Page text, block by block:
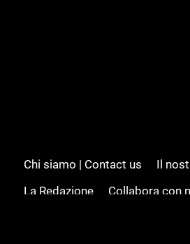
Chi siamo | Contact us
Il
La Redazione
Collabora con